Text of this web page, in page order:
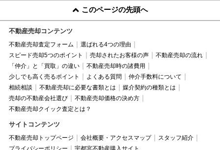
このページの先頭へ
不動産売却コンテンツ
不動産売却査定フォーム
選ばれる4つの理由
スピード売却5つのポイント
売却されたお客様の声
不動産売却の流れ
「仲介」と「買取」の違い
不動産売却時の諸費用
少しでも高く売るポイント
よくある質問
仲介手数料について
相続相談
不動産売却に必要な書類とは
媒介契約の種類とは
売却の不動産会社選び
不動産売却価格の決め方
不動産売却クイック査定とは？
サイトコンテンツ
不動産売却トップページ 会社概要・アクセスマップ
スタッフ紹介
プライバシーポリシー
宇都宮不動産購入サイト